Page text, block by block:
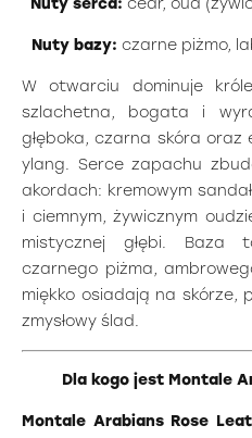
Nuty bazy: czarne piżmo,
W otwarciu dominuje
szlachetna, bogata i
głęboka, czarna skóra oraz
ylang. Serce zapachu
akordach: kremowym
i ciemnym, żywicznym
mistycznej głębi. Baza
czarnego piżma,
miękko osiadają na skórze,
zmysłowy ślad.
Dla kogo jest Montale
Montale Arabians Rose